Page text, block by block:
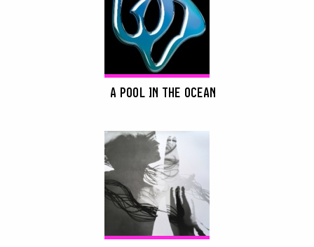
A POOL IN THE OCEAN